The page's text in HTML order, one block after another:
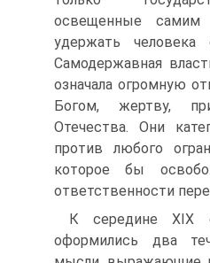
освещенные самим
удер­жать
Самодержавная
означала огромную
Бо­гом, жертву,
Отечества. Они
против любого
кото­рое бы
ответственности
К середине XIX
оформились два